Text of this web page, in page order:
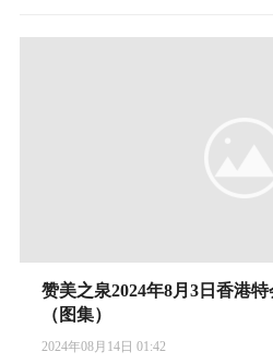
赞美之泉2024年8月3日香港
（图集）
2024年08月14日 01:42